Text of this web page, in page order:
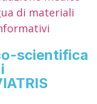
scientifica